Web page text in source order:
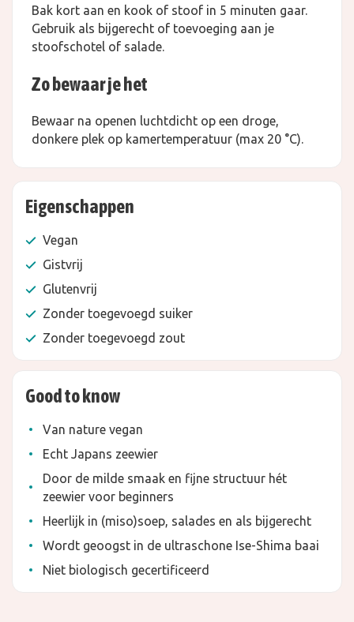
Bak kort aan en kook of stoof in 5 minuten gaar.
Gebruik als bijgerecht of toevoeging aan je
stoofschotel of salade.
Zo bewaar je het
Bewaar na openen luchtdicht op een droge,
donkere plek op kamertemperatuur (max 20 °C).
Eigenschappen
Vegan
Gistvrij
Glutenvrij
Zonder toegevoegd suiker
Zonder toegevoegd zout
Good to know
Van nature vegan
Echt Japans zeewier
Door de milde smaak en fijne structuur hét
zeewier voor beginners
Heerlijk in (miso)soep, salades en als bijgerecht
Wordt geoogst in de ultraschone Ise-Shima baai
Niet biologisch gecertificeerd